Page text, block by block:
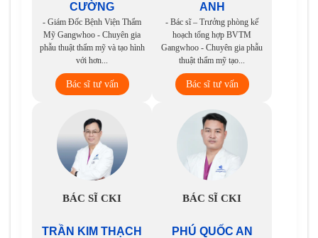
CƯỜNG
- Giám Đốc Bệnh Viện Thẩm
Mỹ Gangwhoo - Chuyên gia
phẫu thuật thẩm mỹ và tạo hình
với hơn...
Bác sĩ tư vấn
ANH
- Bác sĩ – Trưởng phòng kế
hoạch tổng hợp BVTM
Gangwhoo - Chuyên gia phẫu
thuật thẩm mỹ tạo...
Bác sĩ tư vấn
BÁC SĨ CKI
TRẦN KIM THẠCH
BÁC SĨ CKI
PHÚ QUỐC AN